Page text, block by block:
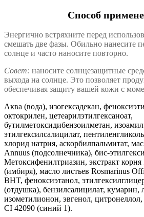
Способ
Энергично встряхните перед
смешать две фазы. Обильно нанесите
солнце и часто наносите повторно.
Совет: наносите солнцезащитные
выхода на солнце. Это позволяет
обеспечивая защиту вашей кожи с
Аква (вода), изогексадекан,
октокрилен, цетеарилэтилгексаноат,
бутилметоксидибензоилметан,
этилгексилсалицилат,
хлорид натрия, аскорбилпальмитат,
Annuus (подсолнечника), бис-
Метоксифенилтриазин, экстракт
(имбиря), масло листьев Rosmarinus
BHT, феноксиэтанол,
(отдушка), бензилсалицилат, кумарин,
изометилионон, эвгенол,
CI 42090 (синий 1).